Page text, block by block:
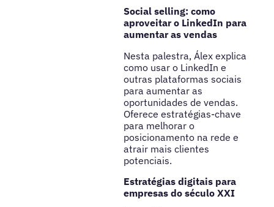
Social selling: como
aproveitar o LinkedIn para
aumentar as vendas
Nesta palestra, Álex explica
como usar o LinkedIn e
outras plataformas sociais
para aumentar as
oportunidades de vendas.
Oferece estratégias-chave
para melhorar o
posicionamento na rede e
atrair mais clientes
potenciais.
Estratégias digitais para
empresas do século XXI